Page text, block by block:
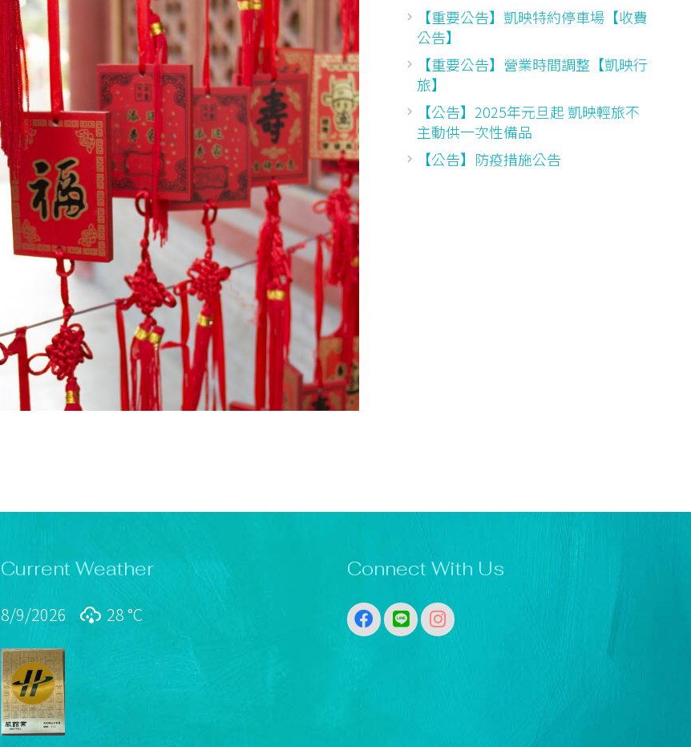
【重要公告】凱映特約停車場【收費
公告】
【重要公告】營業時間調整【凱映行
旅】
【公告】2025年元旦起 凱映輕旅不
主動供一次性備品
【公告】防疫措施公告
Current Weather
8/9/2026 28 °C
Connect With Us